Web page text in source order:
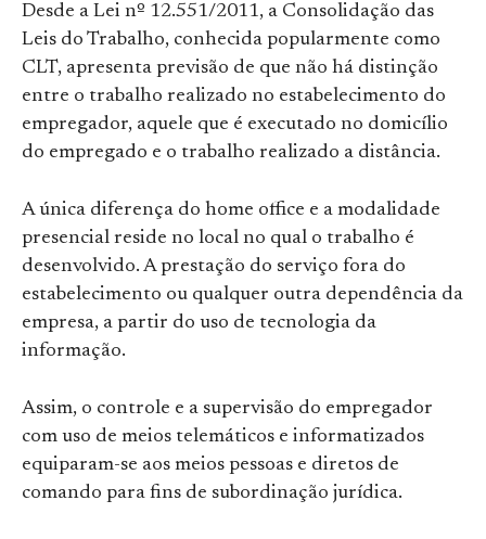
Desde a Lei nº 12.551/2011, a Consolidação das
Leis do Trabalho, conhecida popularmente como
CLT, apresenta previsão de que não há distinção
entre o trabalho realizado no estabelecimento do
empregador, aquele que é executado no domicílio
do empregado e o trabalho realizado a distância.
A única diferença do home office e a modalidade
presencial reside no local no qual o trabalho é
desenvolvido. A prestação do serviço fora do
estabelecimento ou qualquer outra dependência da
empresa, a partir do uso de tecnologia da
informação.
Assim, o controle e a supervisão do empregador
com uso de meios telemáticos e informatizados
equiparam-se aos meios pessoas e diretos de
comando para fins de subordinação jurídica.